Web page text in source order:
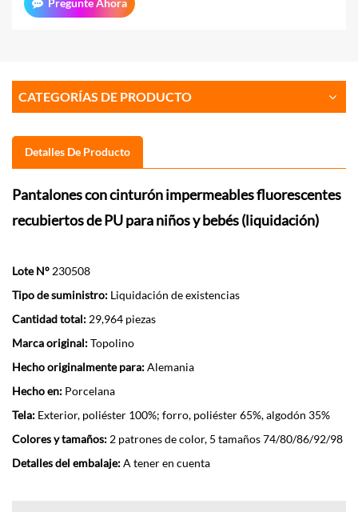
Pregunte Ahora
CATEGORÍAS DE PRODUCTO
Detalles De Producto
Pantalones con cinturón impermeables fluorescentes
recubiertos de PU para niños y bebés (liquidación)
Lote N° 230508
Tipo de suministro: Liquidación de existencias
Cantidad total: 29,964 piezas
Marca original:Topolino
Hecho originalmente para:Alemania
Hecho en: Porcelana
Tela: Exterior, poliéster 100%; forro, poliéster 65%, algodón 35%
Colores y tamaños: 2 patrones de color, 5 tamaños 74/80/86/92/98
Detalles del embalaje:A tener en cuenta